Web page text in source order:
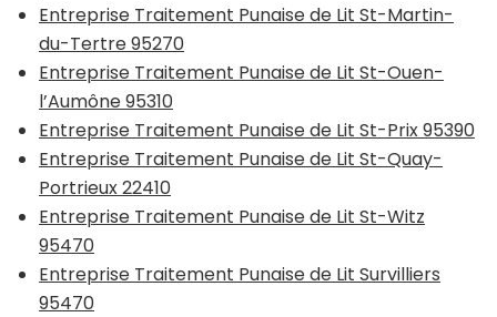
Entreprise Traitement Punaise de Lit St-Martin-
du-Tertre 95270
Entreprise Traitement Punaise de Lit St-Ouen-
l’Aumône 95310
Entreprise Traitement Punaise de Lit St-Prix 95390
Entreprise Traitement Punaise de Lit St-Quay-
Portrieux 22410
Entreprise Traitement Punaise de Lit St-Witz
95470
Entreprise Traitement Punaise de Lit Survilliers
95470